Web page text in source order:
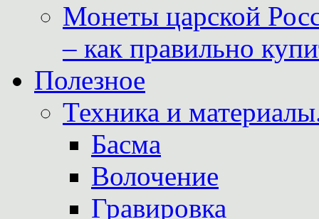
Монеты царской
– как правильно
Полезное
Техника и
Басма
Волочение
Гравировка